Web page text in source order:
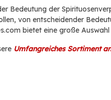
Bedeutung der
von entscheidender
bietet eine große
Umfangreiches Sortiment